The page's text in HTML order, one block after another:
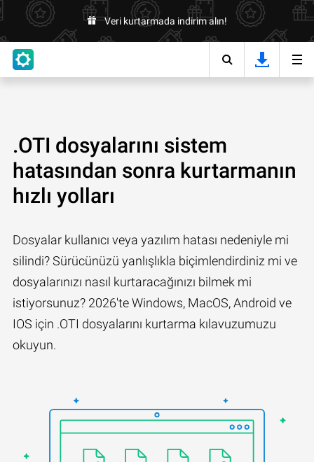
Veri kurtarmada indirim alın!
.OTI dosyalarını sistem
hatasından sonra kurtarmanın
hızlı yolları
Dosyalar kullanıcı veya yazılım hatası nedeniyle mi
silindi? Sürücünüzü yanlışlıkla biçimlendirdiniz mi ve
dosyalarınızı nasıl kurtaracağınızı bilmek mi
istiyorsunuz? 2026'te Windows, MacOS, Android ve
IOS için .OTI dosyalarını kurtarma kılavuzumuzu
okuyun.